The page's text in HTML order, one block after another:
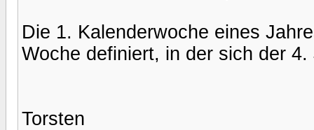
Die 1. Kalenderwoche eines
Woche definiert, in der sich der
Torsten